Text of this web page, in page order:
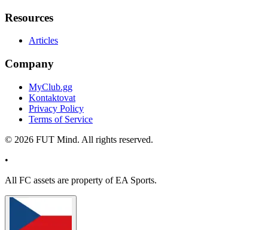
Resources
Articles
Company
MyClub.gg
Kontaktovat
Privacy Policy
Terms of Service
© 2026 FUT Mind. All rights reserved.
•
All FC assets are property of EA Sports.